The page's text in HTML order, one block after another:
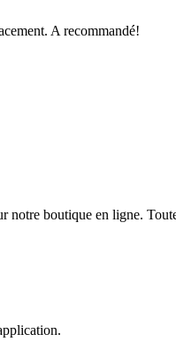
A recommandé!
boutique en ligne.